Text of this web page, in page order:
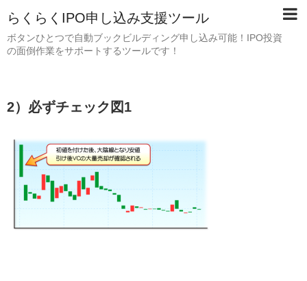
らくらくIPO申し込み支援ツール
ボタンひとつで自動ブックビルディング申し込み可能！IPO投資
の面倒作業をサポートするツールです！
2）必ずチェック図1